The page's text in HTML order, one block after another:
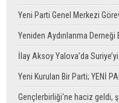
Yeni Parti Genel Merkezi Görev
Yeniden Aydınlanma Derneği
İlay Aksoy Yalova’da
Yeni Kurulan Bir Parti; YENİ
Gençlerbirliği'ne haciz geldi,